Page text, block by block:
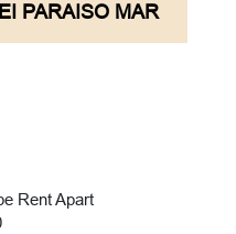
PARAISO MAR
Rent Apart